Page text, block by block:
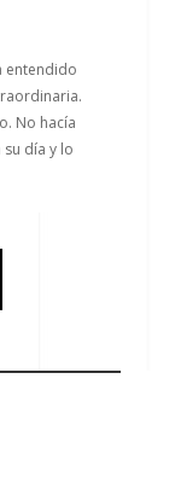
entendido
No hacía
día y lo